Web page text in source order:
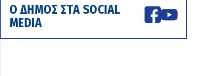
Ο ΔΗΜΟΣ ΣΤΑ SOCIAL
MEDIA